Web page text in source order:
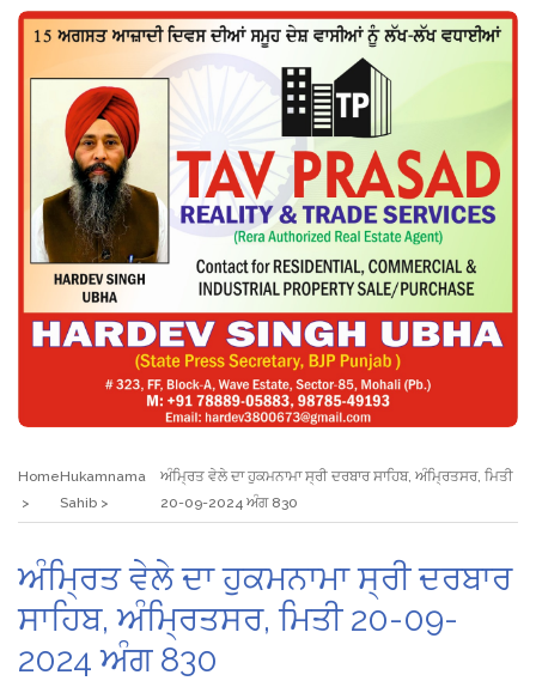
HomeHukamnama
Sahib
ਅੰਮ੍ਰਿਤ ਵੇਲੇ ਦਾ ਹੁਕਮਨਾਮਾ ਸ੍ਰੀ ਦਰਬਾਰ ਸਾਹਿਬ, ਅੰਮ੍ਰਿਤਸਰ, ਮਿਤੀ
20-09-2024 ਅੰਗ 830
ਅੰਮ੍ਰਿਤ ਵੇਲੇ ਦਾ ਹੁਕਮਨਾਮਾ ਸ੍ਰੀ ਦਰਬਾਰ
ਸਾਹਿਬ, ਅੰਮ੍ਰਿਤਸਰ, ਮਿਤੀ 20-09-
2024 ਅੰਗ 830